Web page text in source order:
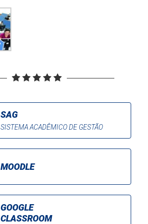
SAG
SISTEMA ACADÊMICO DE GESTÃO
MOODLE
GOOGLE
CLASSROOM